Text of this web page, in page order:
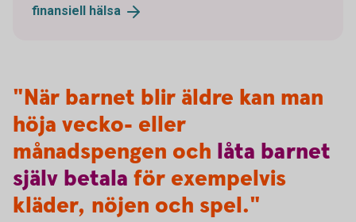
finansiell hälsa
"När barnet blir äldre kan man
höja vecko- eller
månadspengen och låta barnet
själv betala för exempelvis
kläder, nöjen och spel."